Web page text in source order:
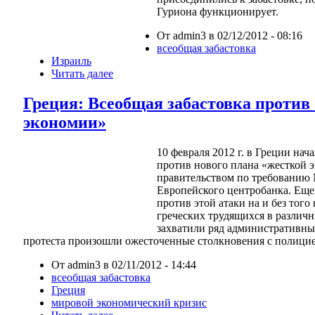
Гуриона функционирует.
От admin3 в 02/12/2012 - 08:16
всеобщая забастовка
Израиль
Читать далее
Греция: Всеобщая забастовка
экономии»
10 февраля 2012 г. в Греции
против нового плана «жесткой
правительством по
Европейского центробанка.
против этой атаки на и без
греческих трудящихся в
захватили ряд
протеста произошли ожесточенные столкновения с
От admin3 в 02/11/2012 - 14:44
всеобщая забастовка
Греция
мировой экономический кризис